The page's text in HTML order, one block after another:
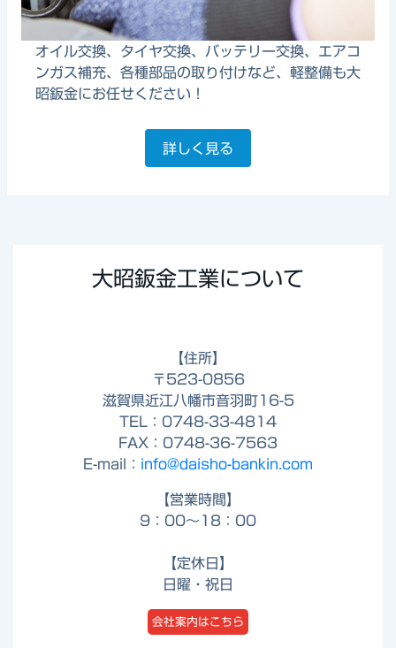
オイル交換、タイヤ交換、バッテリー交換、エアコ
ンガス補充、各種部品の取り付けなど、軽整備も大
昭鈑金にお任せください！
詳しく見る
大昭鈑金工業について
【住所】
〒523-0856
滋賀県近江八幡市音羽町16-5
TEL：0748-33-4814
FAX：0748-36-7563
E-mail： info@daisho-bankin.com
【営業時間】
9：00～18：00
【定休日】
日曜・祝日
会社案内はこちら